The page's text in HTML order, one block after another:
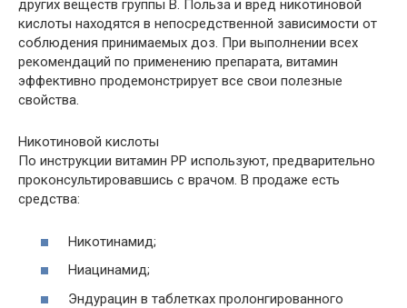
других веществ группы В. Польза и вред никотиновой
кислоты находятся в непосредственной зависимости от
соблюдения принимаемых доз. При выполнении всех
рекомендаций по применению препарата, витамин
эффективно продемонстрирует все свои полезные
свойства.
Никотиновой кислоты
По инструкции витамин PP используют, предварительно
проконсультировавшись с врачом. В продаже есть
средства:
Никотинамид;
Ниацинамид;
Эндурацин в таблетках пролонгированного